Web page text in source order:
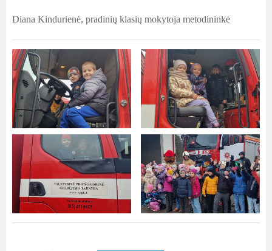
Diana Kindurienė, pradinių klasių mokytoja metodininkė